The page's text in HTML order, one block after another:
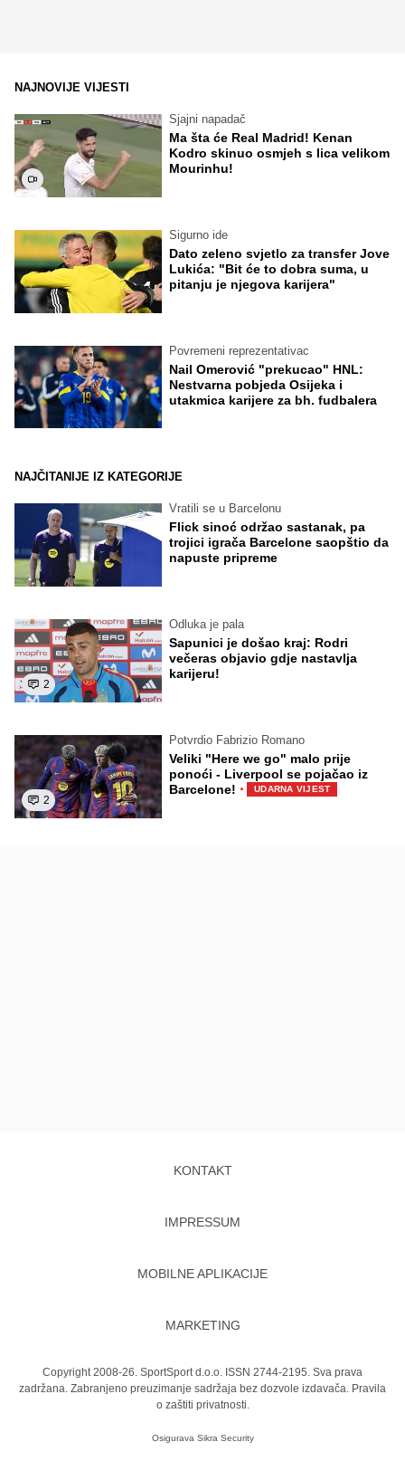
NAJNOVIJE VIJESTI
Sjajni napadač
Ma šta će Real Madrid! Kenan
Kodro skinuo osmjeh s lica velikom
Mourinhu!
Sigurno ide
Dato zeleno svjetlo za transfer Jove
Lukića: "Bit će to dobra suma, u
pitanju je njegova karijera"
Povremeni reprezentativac
Nail Omerović "prekucao" HNL:
Nestvarna pobjeda Osijeka i
utakmica karijere za bh. fudbalera
NAJČITANIJE IZ KATEGORIJE
Vratili se u Barcelonu
Flick sinoć održao sastanak, pa
trojici igrača Barcelone saopštio da
napuste pripreme
2
Odluka je pala
Sapunici je došao kraj: Rodri
večeras objavio gdje nastavlja
karijeru!
2
Potvrdio Fabrizio Romano
Veliki "Here we go" malo prije
ponoći - Liverpool se pojačao iz
Barcelone! · UDARNA VIJEST
KONTAKT
IMPRESSUM
MOBILNE APLIKACIJE
MARKETING
Copyright 2008-26. SportSport d.o.o. ISSN 2744-2195. Sva prava
zadržana. Zabranjeno preuzimanje sadržaja bez dozvole izdavača. Pravila
o zaštiti privatnosti.
Osigurava Sikra Security